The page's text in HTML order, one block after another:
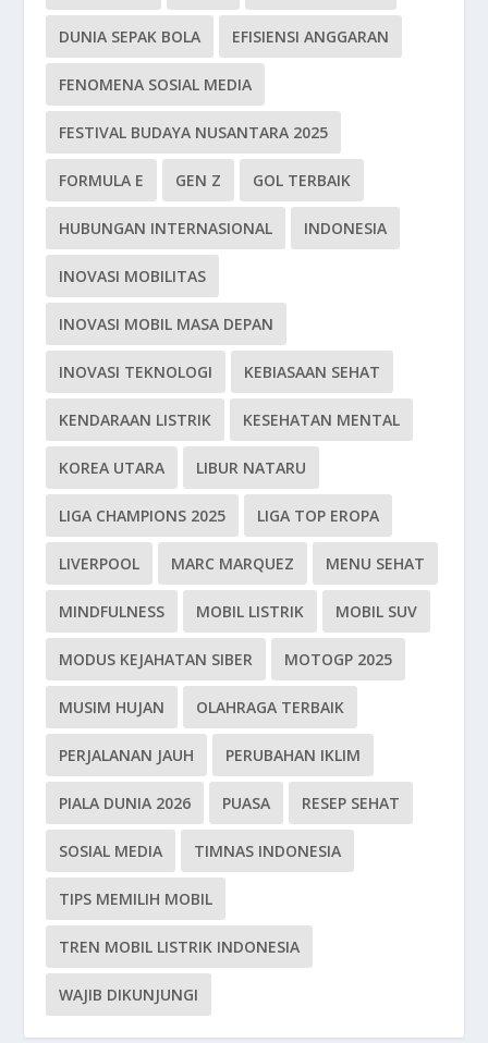
DUNIA SEPAK BOLA EFISIENSI ANGGARAN
FENOMENA SOSIAL MEDIA
FESTIVAL BUDAYA NUSANTARA 2025
FORMULA E GEN Z GOL TERBAIK
HUBUNGAN INTERNASIONAL INDONESIA
INOVASI MOBILITAS
INOVASI MOBIL MASA DEPAN
INOVASI TEKNOLOGI KEBIASAAN SEHAT
KENDARAAN LISTRIK KESEHATAN MENTAL
KOREA UTARA LIBUR NATARU
LIGA CHAMPIONS 2025 LIGA TOP EROPA
LIVERPOOL MARC MARQUEZ MENU SEHAT
MINDFULNESS MOBIL LISTRIK MOBIL SUV
MODUS KEJAHATAN SIBER MOTOGP 2025
MUSIM HUJAN OLAHRAGA TERBAIK
PERJALANAN JAUH PERUBAHAN IKLIM
PIALA DUNIA 2026 PUASA RESEP SEHAT
SOSIAL MEDIA TIMNAS INDONESIA
TIPS MEMILIH MOBIL
TREN MOBIL LISTRIK INDONESIA
WAJIB DIKUNJUNGI